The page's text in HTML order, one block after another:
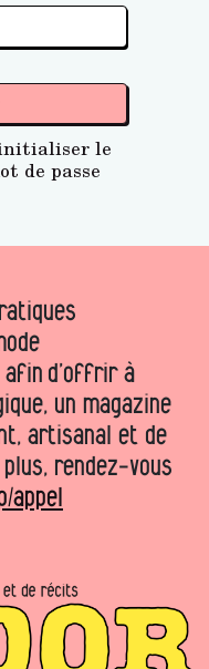
le
de passe
afin d’offrir à
un magazine
artisanal et de
rendez-vous
appel